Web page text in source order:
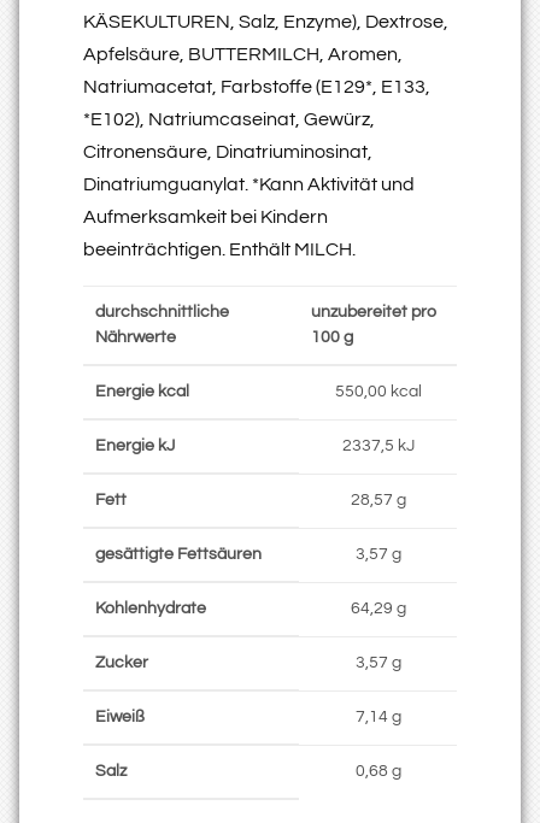
KÄSEKULTUREN, Salz, Enzyme), Dextrose,
Apfelsäure, BUTTERMILCH, Aromen,
Natriumacetat, Farbstoffe (E129*, E133,
*E102), Natriumcaseinat, Gewürz,
Citronensäure, Dinatriuminosinat,
Dinatriumguanylat. *Kann Aktivität und
Aufmerksamkeit bei Kindern
beeinträchtigen. Enthält MILCH.
durchschnittliche
Nährwerte
unzubereitet pro
100 g
Energie kcal 550,00 kcal
Energie kJ 2337,5 kJ
Fett 28,57 g
gesättigte Fettsäuren 3,57 g
Kohlenhydrate 64,29 g
Zucker 3,57 g
Eiweiß 7,14 g
Salz 0,68 g